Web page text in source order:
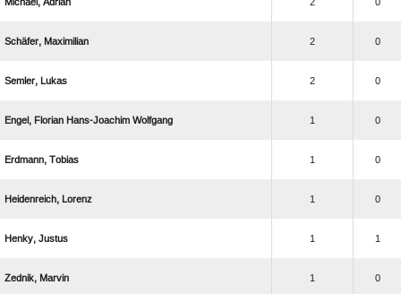
  2 0
  2 0
  2 0
    1 0
  1 0
  1 0
  1 1
  1 0